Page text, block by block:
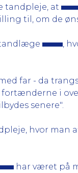
tandpleje, at
til, om de
,
med far - da
i
senere".
hvor man
har været på